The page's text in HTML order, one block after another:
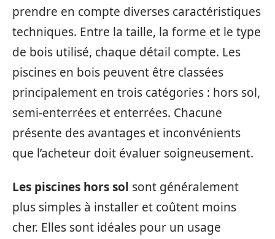
prendre en compte diverses caractéristiques
techniques. Entre la taille, la forme et le type
de bois utilisé, chaque détail compte. Les
piscines en bois peuvent être classées
principalement en trois catégories : hors sol,
semi-enterrées et enterrées. Chacune
présente des avantages et inconvénients
que l’acheteur doit évaluer soigneusement.
Les piscines hors sol sont généralement
plus simples à installer et coûtent moins
cher. Elles sont idéales pour un usage